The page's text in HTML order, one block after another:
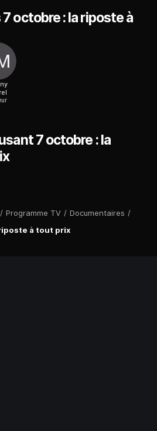
/ Programme TV / Documentaires /
à tout prix
octobre : la riposte à
7 octobre : la